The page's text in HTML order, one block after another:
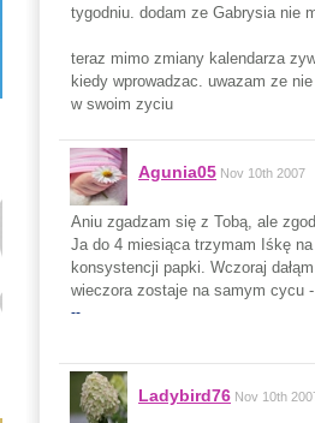
tygodniu. dodam ze Gabrysia nie
teraz mimo zmiany kalendarza
kiedy wprowadzac. uwazam ze
w swoim zyciu
Agunia05 Nov 10th 2007
Aniu zgadzam się z Tobą, ale
Ja do 4 miesiąca trzymam Iśkę
konsystencji papki. Wczoraj
wieczora zostaje na samym cycu
--
Ladybird76 Nov 10th